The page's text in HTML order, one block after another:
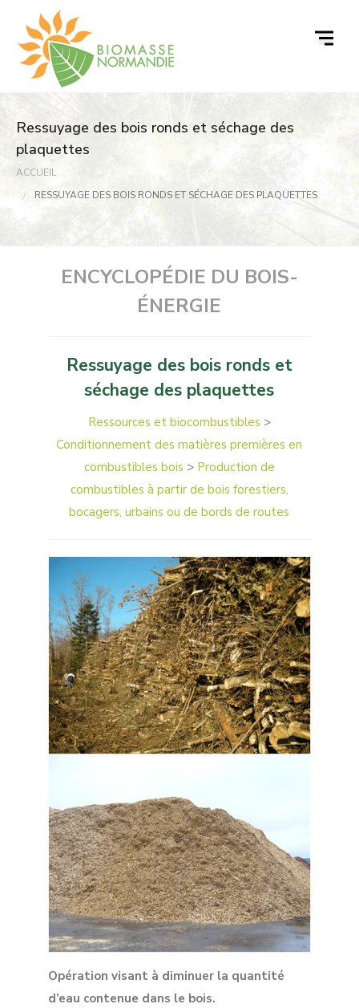
contenu
Ressuyage des bois ronds et séchage des
plaquettes
ACCUEIL
RESSUYAGE DES BOIS RONDS ET SÉCHAGE DES PLAQUETTES
ENCYCLOPÉDIE DU BOIS-
ÉNERGIE
Ressuyage des bois ronds et
séchage des plaquettes
Ressources et biocombustibles >
Conditionnement des matières premières en
combustibles bois > Production de
combustibles à partir de bois forestiers,
bocagers, urbains ou de bords de routes
Opération visant à diminuer la quantité
d’eau contenue dans le bois.